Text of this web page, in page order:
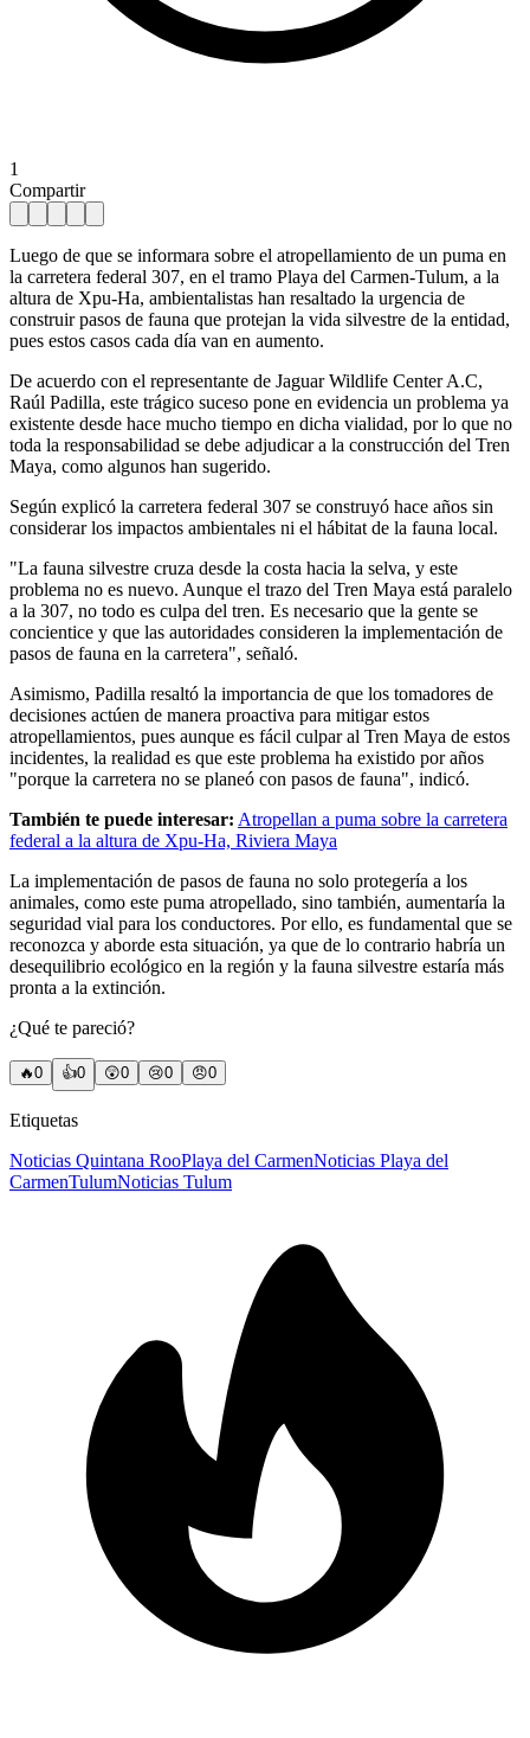
1
Compartir
Luego de que se informara sobre el atropellamiento de un puma en
la carretera federal 307, en el tramo Playa del Carmen-Tulum, a la
altura de Xpu-Ha, ambientalistas han resaltado la urgencia de
construir pasos de fauna que protejan la vida silvestre de la entidad,
pues estos casos cada día van en aumento.
De acuerdo con el representante de Jaguar Wildlife Center A.C,
Raúl Padilla, este trágico suceso pone en evidencia un problema ya
existente desde hace mucho tiempo en dicha vialidad, por lo que no
toda la responsabilidad se debe adjudicar a la construcción del Tren
Maya, como algunos han sugerido.
Según explicó la carretera federal 307 se construyó hace años sin
considerar los impactos ambientales ni el hábitat de la fauna local.
"La fauna silvestre cruza desde la costa hacia la selva, y este
problema no es nuevo. Aunque el trazo del Tren Maya está paralelo
a la 307, no todo es culpa del tren. Es necesario que la gente se
concientice y que las autoridades consideren la implementación de
pasos de fauna en la carretera", señaló.
Asimismo, Padilla resaltó la importancia de que los tomadores de
decisiones actúen de manera proactiva para mitigar estos
atropellamientos, pues aunque es fácil culpar al Tren Maya de estos
incidentes, la realidad es que este problema ha existido por años
"porque la carretera no se planeó con pasos de fauna", indicó.
También te puede interesar: Atropellan a puma sobre la carretera
federal a la altura de Xpu-Ha, Riviera Maya
La implementación de pasos de fauna no solo protegería a los
animales, como este puma atropellado, sino también, aumentaría la
seguridad vial para los conductores. Por ello, es fundamental que se
reconozca y aborde esta situación, ya que de lo contrario habría un
desequilibrio ecológico en la región y la fauna silvestre estaría más
pronta a la extinción.
¿Qué te pareció?
🔥0 👍0 😲0 😢0 😠0
Etiquetas
Noticias Quintana RooPlaya del CarmenNoticias Playa del
CarmenTulumNoticias Tulum